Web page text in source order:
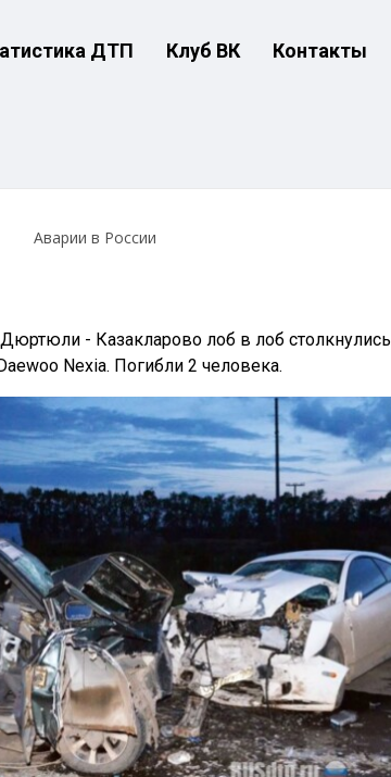
ДТП Клуб ВК Контакты
Аварии в России
- Казакларово лоб в лоб столкнулись
Nexia. Погибли 2 человека.